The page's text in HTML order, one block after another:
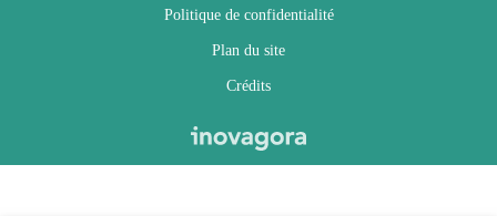
Politique de confidentialité
Plan du site
Crédits